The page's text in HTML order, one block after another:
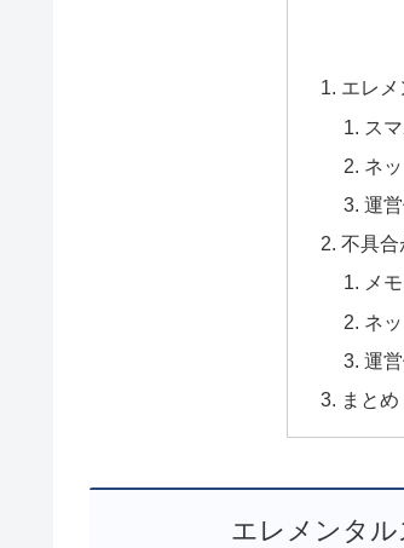
エレ
ス
ネ
運
不具合
メ
ネ
運
まとめ
エレメンタ